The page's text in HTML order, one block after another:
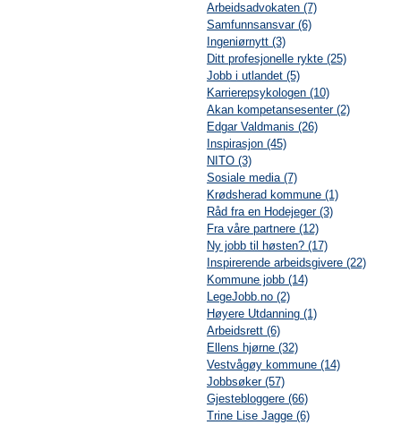
Arbeidsadvokaten (7)
Samfunnsansvar (6)
Ingeniørnytt (3)
Ditt profesjonelle rykte (25)
Jobb i utlandet (5)
Karrierepsykologen (10)
Akan kompetansesenter (2)
Edgar Valdmanis (26)
Inspirasjon (45)
NITO (3)
Sosiale media (7)
Krødsherad kommune (1)
Råd fra en Hodejeger (3)
Fra våre partnere (12)
Ny jobb til høsten? (17)
Inspirerende arbeidsgivere (22)
Kommune jobb (14)
LegeJobb.no (2)
Høyere Utdanning (1)
Arbeidsrett (6)
Ellens hjørne (32)
Vestvågøy kommune (14)
Jobbsøker (57)
Gjestebloggere (66)
Trine Lise Jagge (6)